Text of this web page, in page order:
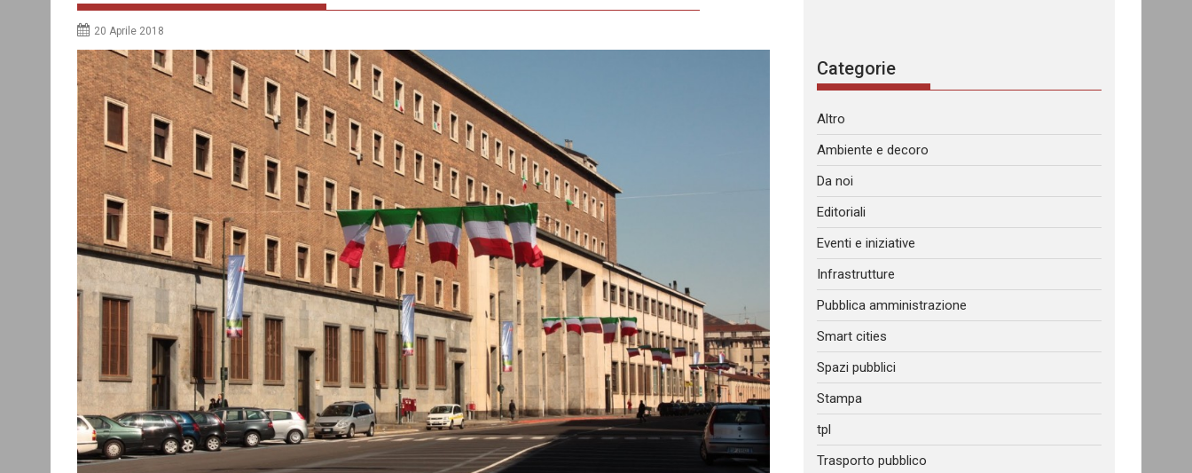
20 Aprile 2018
Categorie
Altro
Ambiente e decoro
Da noi
Editoriali
Eventi e iniziative
Infrastrutture
Pubblica amministrazione
Smart cities
Spazi pubblici
Stampa
tpl
Trasporto pubblico